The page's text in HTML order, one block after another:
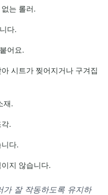
는 롤러.
다.
어요.
시트가 찢어지거나 구겨집
재.
.
다.
지 않습니다.
가 잘 작동하도록 유지하